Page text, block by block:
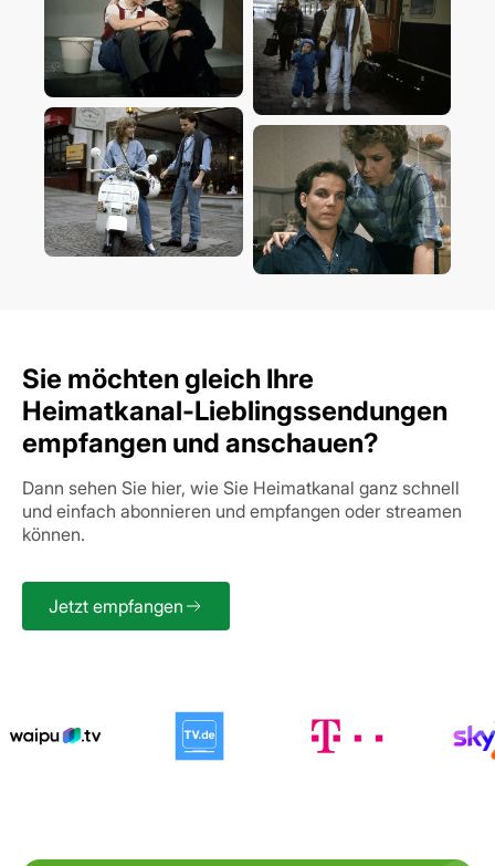
Sie möchten gleich Ihre
Heimatkanal-Lieblingssendungen
empfangen und anschauen?
Dann sehen Sie hier, wie Sie Heimatkanal ganz schnell
und einfach abonnieren und empfangen oder streamen
können.
Jetzt empfangen